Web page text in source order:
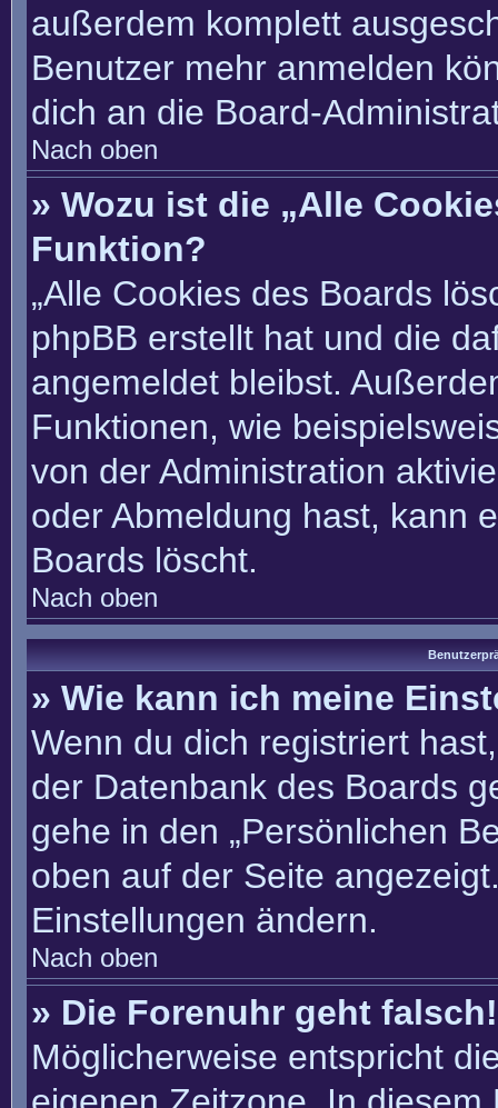
außerdem komplett
Benutzer mehr anmelden
dich an die Board-
Nach oben
» Wozu ist die „Alle
Funktion?
„Alle Cookies des Boards
phpBB erstellt hat und die
angemeldet bleibst.
Funktionen, wie
von der Administration
oder Abmeldung hast, kann
Boards löscht.
Nach oben
» Wie kann ich meine
Wenn du dich registriert
der Datenbank des Boards
gehe in den „Persönlichen
oben auf der Seite
Einstellungen ändern.
Nach oben
» Die Forenuhr geht falsch!
Möglicherweise entspricht